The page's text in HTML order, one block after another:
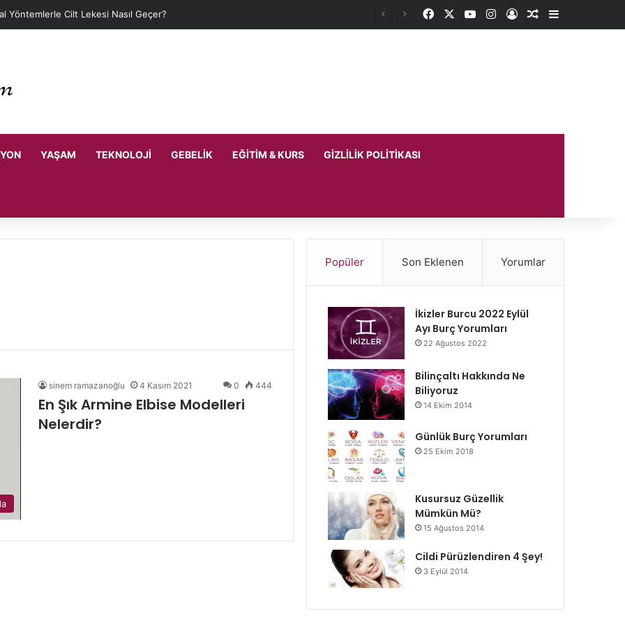
Yöntemlerle Cilt Lekesi Nasıl Geçer? FacebookYouTubeInstagram
Kayıt OlRastgele Makale
Kenar
YAŞAM TEKNOLOJI GEBELIK EĞITIM & KURS GIZLILIK POLITIKASI
sinem ramazanoğlu 4 Kasım 2021 0 444
En Şık Armine Elbise Modelleri
Nelerdir?
Popüler Son Eklenen Yorumlar
İkizler Burcu 2022 Eylül
Ayı Burç Yorumları
22 Ağustos 2022
Bilinçaltı Hakkında Ne
Biliyoruz
14 Ekim 2014
Günlük Burç Yorumları
25 Ekim 2018
Kusursuz Güzellik
Mümkün Mü?
15 Ağustos 2014
Cildi Pürüzlendiren 4 Şey!
3 Eylül 2014